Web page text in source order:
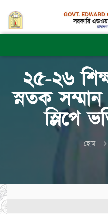
২৫-২৬
স্নতক সম্মান
স্লিপে
হোম